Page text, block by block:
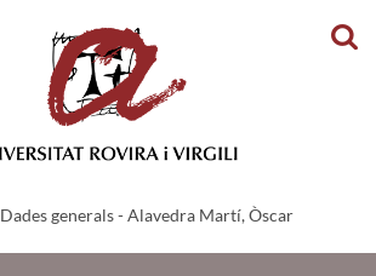
Dades generals - Alavedra Martí, Òscar